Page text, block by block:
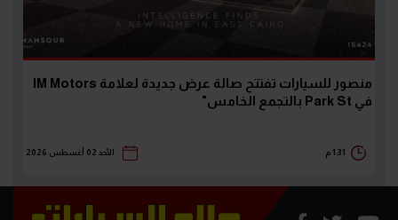
منصور للسيارات تفتتح صالة عرض جديدة لعلامة IM Motors
في Park St بالتجمع الخامس"
1:31 م الأحد 02 أغسطس 2026